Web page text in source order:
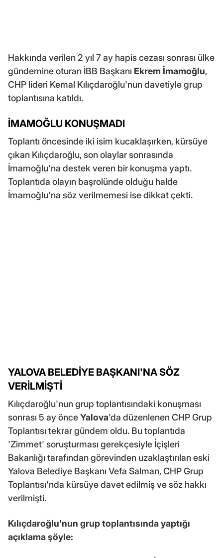
Hakkında verilen 2 yıl 7 ay hapis cezası sonrası ülke
gündemine oturan İBB Başkanı Ekrem İmamoğlu,
CHP lideri Kemal Kılıçdaroğlu'nun davetiyle grup
toplantısına katıldı.
İMAMOĞLU KONUŞMADI
Toplantı öncesinde iki isim kucaklaşırken, kürsüye
çıkan Kılıçdaroğlu, son olaylar sonrasında
İmamoğlu'na destek veren bir konuşma yaptı.
Toplantıda olayın başrolünde olduğu halde
İmamoğlu'na söz verilmemesi ise dikkat çekti.
YALOVA BELEDİYE BAŞKANI'NA SÖZ
VERİLMİŞTİ
Kılıçdaroğlu'nun grup toplantısındaki konuşması
sonrası 5 ay önceYalova'da düzenlenen CHP Grup
Toplantısı tekrar gündem oldu. Bu toplantıda
'Zimmet' soruşturması gerekçesiyle İçişleri
Bakanlığı tarafından görevinden uzaklaştırılan eski
Yalova Belediye Başkanı Vefa Salman, CHP Grup
Toplantısı'nda kürsüye davet edilmiş ve söz hakkı
verilmişti.
Kılıçdaroğlu'nun grup toplantısında yaptığı
açıklama şöyle: